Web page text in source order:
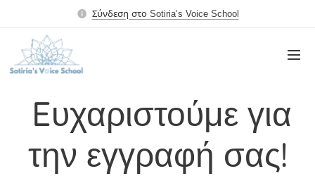
Σύνδεση στο Sotiria’s Voice School
Eυχαριστούμε για
την εγγραφή σας!